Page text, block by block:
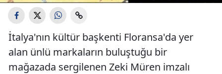
İtalya'nın kültür başkenti Floransa'da yer
alan ünlü markaların buluştuğu bir
mağazada sergilenen Zeki Müren imzalı